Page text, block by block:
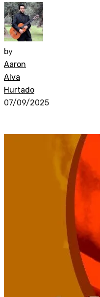
by
Aaron
Alva
Hurtado
07/09/2025